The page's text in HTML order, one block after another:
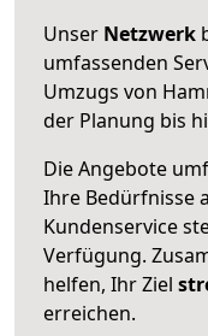
Unser Netzwerk
umfassenden
Umzugs von
der Planung bis
Die Angebote
Ihre Bedürfnisse
Kundenservice
Verfügung.
helfen, Ihr Ziel
erreichen.